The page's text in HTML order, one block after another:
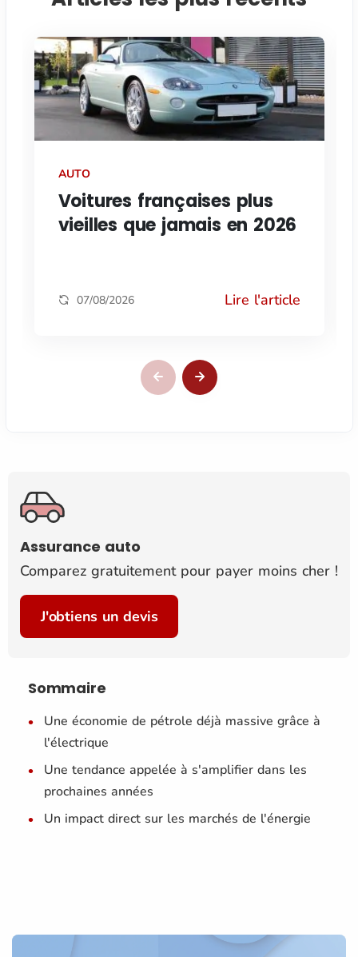
AUTO
Voitures françaises plus
vieilles que jamais en 2026
07/08/2026 Lire l'article
Assurance auto
Comparez gratuitement pour payer moins cher !
J'obtiens un devis
Sommaire
Une économie de pétrole déjà massive grâce à
l'électrique
Une tendance appelée à s'amplifier dans les
prochaines années
Un impact direct sur les marchés de l'énergie